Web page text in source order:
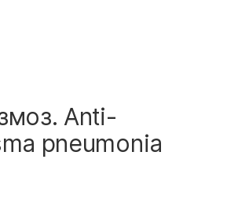
Anti-
pneumonia